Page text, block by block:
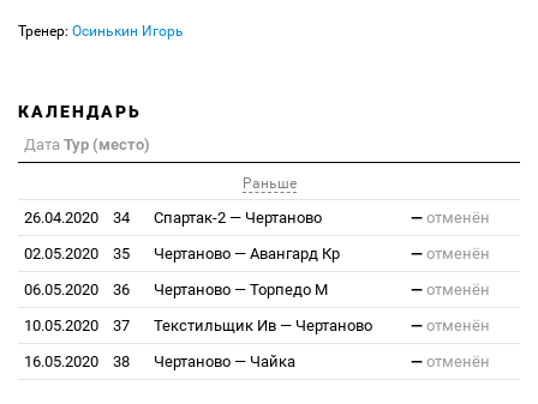
Тренер: Осинькин Игорь
КАЛЕНДАРЬ
Дата Тур (место)
Раньше
26.04.2020 34 Спартак-2 — Чертаново — отменён
02.05.2020
35 Чертаново — Авангард Кр — отменён
06.05.2020
36 Чертаново — Торпедо М — отменён
10.05.2020
37 Текстильщик Ив — Чертаново — отменён
16.05.2020
38 Чертаново — Чайка — отменён